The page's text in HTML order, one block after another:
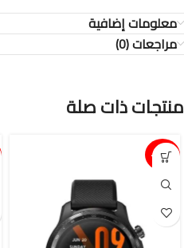
معلومات إضافية
مراجعات (0)
منتجات ذات صلة
15%-